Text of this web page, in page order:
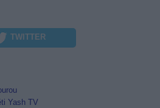
TWITTER
Yash TV